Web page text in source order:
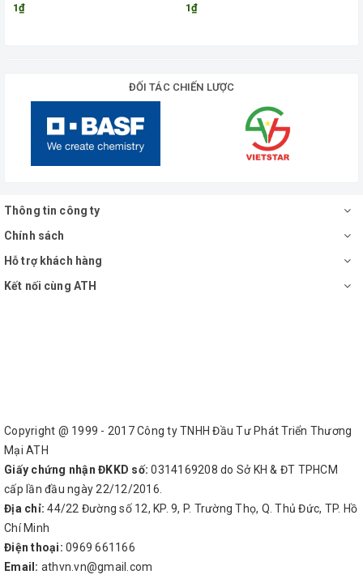
1₫ 1₫
ĐỐI TÁC CHIẾN LƯỢC
Thông tin công ty
Chính sách
Hỗ trợ khách hàng
Kết nối cùng ATH
Copyright @ 1999 - 2017 Công ty TNHH Đầu Tư Phát Triển Thương
Mại ATH
Giấy chứng nhận ĐKKD số: 0314169208 do Sở KH & ĐT TPHCM
cấp lần đầu ngày 22/12/2016.
Địa chỉ: 44/22 Đường số 12, KP. 9, P. Trường Thọ, Q. Thủ Đức, TP. Hồ
Chí Minh
Điện thoại: 0969 661166
Email: athvn.vn@gmail.com